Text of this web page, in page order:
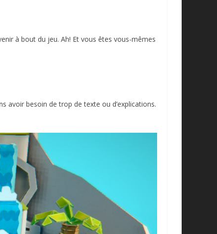
à bout du jeu. Ah! Et vous êtes vous-mêmes
avoir besoin de trop de texte ou d’explications.